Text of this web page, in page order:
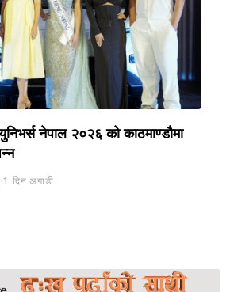
नेपाल २०२६ को काठमाण्डौमा
1 दिन अगाडी